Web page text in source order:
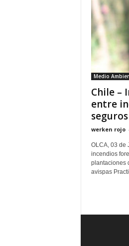
Medio
Chile –
entre
werken rojo
OLCA, 03 de
incendios
plantaciones
avispas